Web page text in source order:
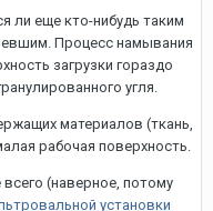
ли еще кто-нибудь таким
Процесс намывания
загрузки гораздо
угля.
материалов (ткань,
рабочая поверхность.
(наверное, потому
установки